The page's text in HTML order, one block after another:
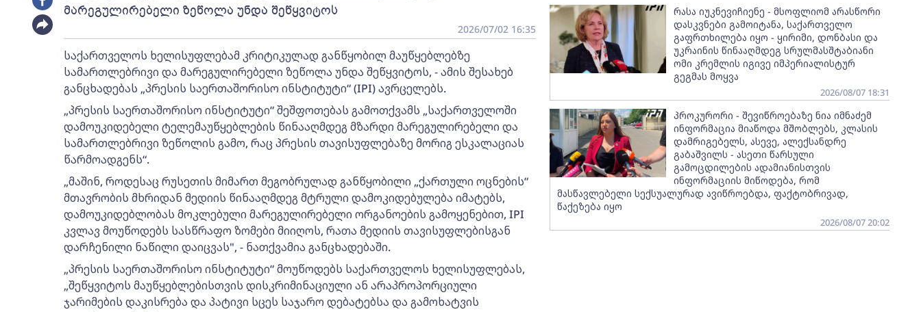
მარეგულირებელი ზეწოლა უნდა შეწყვიტოს
2026/07/02 16:35
საქართველოს ხელისუფლებამ კრიტიკულად განწყობილ მაუწყებლებზე
სამართლებრივი და მარეგულირებელი ზეწოლა უნდა შეწყვიტოს, - ამის შესახებ
განცხადებას „პრესის საერთაშორისო ინსტიტუტი“ (IPI) ავრცელებს.
„პრესის საერთაშორისო ინსტიტუტი“ შეშფოთებას გამოთქვამს „საქართველოში
დამოუკიდებელი ტელემაუწყებლების წინააღმდეგ მზარდი მარეგულირებელი და
სამართლებრივი ზეწოლის გამო, რაც პრესის თავისუფლებაზე მორიგ ესკალაციას
წარმოადგენს“.
„მაშინ, როდესაც რუსეთის მიმართ მეგობრულად განწყობილი „ქართული ოცნების“
მთავრობის მხრიდან მედიის წინააღმდეგ მტრული დამოკიდებულება იმატებს,
დამოუკიდებლობას მოკლებული მარეგულირებელი ორგანოების გამოყენებით, IPI
კვლავ მოუწოდებს სასწრაფო ზომები მიიღოს, რათა მედიის თავისუფლებისგან
დარჩენილი ნაწილი დაიცვას", - ნათქვამია განცხადებაში.
„პრესის საერთაშორისო ინსტიტუტი“ მოუწოდებს საქართველოს ხელისუფლებას,
„შეწყვიტოს მაუწყებლებისთვის დისკრიმინაციული ან არაპროპორციული
ჯარიმების დაკისრება და პატივი სცეს საჯარო დებატებსა და გამოხატვის
რასა იუკნევიჩიენე - მსოფლიომ არასწორი
დასკვნები გამოიტანა, საქართველო
გაფრთხილება იყო - ყირიმი, დონბასი და
უკრაინის წინააღმდეგ სრულმასშტაბიანი
ომი კრემლის იგივე იმპერიალისტურ
გეგმას მოყვა
2026/08/07 18:31
პროკურორი - შევიწროებაზე ნია იმნაძემ
ინფორმაცია მიაწოდა მშობლებს, კლასის
დამრიგებელს, ასევე, ალექსანდრე
გაბაშვილს - ასეთი წარსული
გამოცდილების ადამიანისთვის
ინფორმაციის მიწოდება, რომ
მასწავლებელი სექსუალურად ავიწროებდა, ფაქტობრივად,
წაქეზება იყო
2026/08/07 20:02